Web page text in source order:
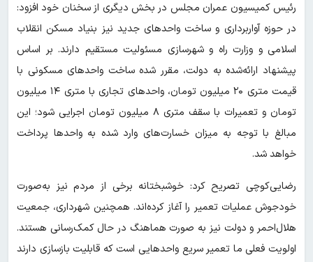
رئیس کمیسیون عمران مجلس در بخش دیگری از سخنان خود افزود:
در حوزه آواربرداری و ساخت واحدهای جدید نیز بنیاد مسکن انقلاب
اسلامی و وزارت راه و شهرسازی مسئولیت مستقیم دارند. بر اساس
پیشنهاد ارائه‌شده به دولت، مقرر شده ساخت واحدهای مسکونی با
قیمت متری ۲۰ میلیون تومان، واحدهای تجاری با متری ۱۴ میلیون
تومان و تعمیرات با سقف متری ۸ میلیون تومان اجرایی شود؛ این
مبالغ با توجه به میزان خسارت‌های وارد شده به واحدها پرداخت
خواهد شد.
رضایی‌کوچی تصریح کرد: خوشبختانه برخی از مردم نیز به‌صورت
خودجوش عملیات تعمیر را آغاز کرده‌اند. همچنین شهرداری، جمعیت
هلال‌احمر و دولت نیز به صورت هماهنگ در حال کمک‌رسانی هستند.
اولویت فعلی ما تعمیر سریع واحدهایی است که قابلیت بازسازی دارند